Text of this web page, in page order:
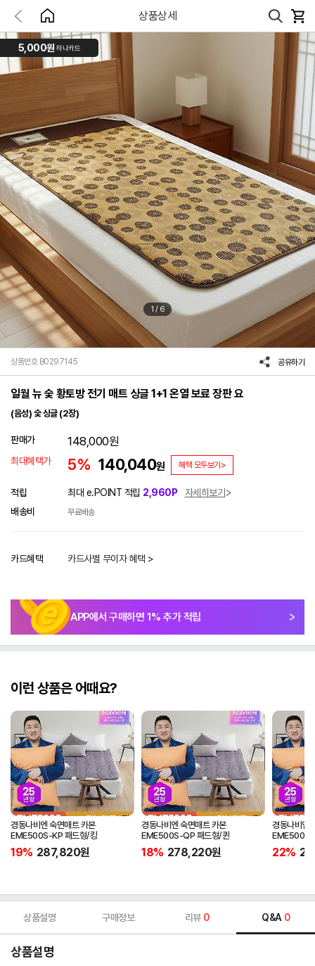
상품상세
5,000원 하나카드
1 / 6
상품번호 B0297145 공유하기
일월 뉴 숯 황토방 전기 매트 싱글 1+1 온열 보료 장판 요
(음성) 숯 싱글 (2장)
판매가 148,000원
최대혜택가 5% 140,040원 혜택 모두보기>
적립 최대 e.POINT 적립 2,960P
자세히보기
배송비
무료배송
카드혜택 카드사별 무이자 혜택 >
APP에서 구매하면 1% 추가 적립
이런 상품은 어때요?
경동나비엔 숙면매트 카본
EME500S-KP 패드형/킹
19% 287,820원
경동나비엔 숙면매트 카본
EME500S-QP 패드형/퀸
18% 278,220원
경동나비엔
EME500S-
22%
상품설명 구매정보 리뷰 0 Q&A 0
상품설명